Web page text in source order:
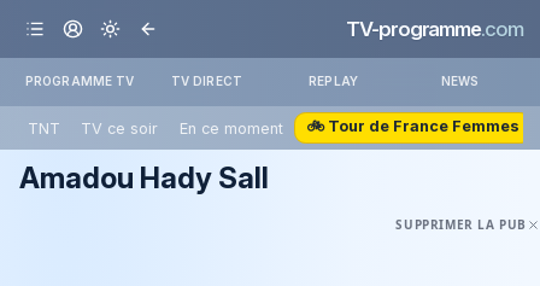
TV-programme.com
PROGRAMME TV TV DIRECT REPLAY NEWS
TNT TV ce soir En ce moment 🚲 Tour de France Femmes
Amadou Hady Sall
SUPPRIMER LA PUB